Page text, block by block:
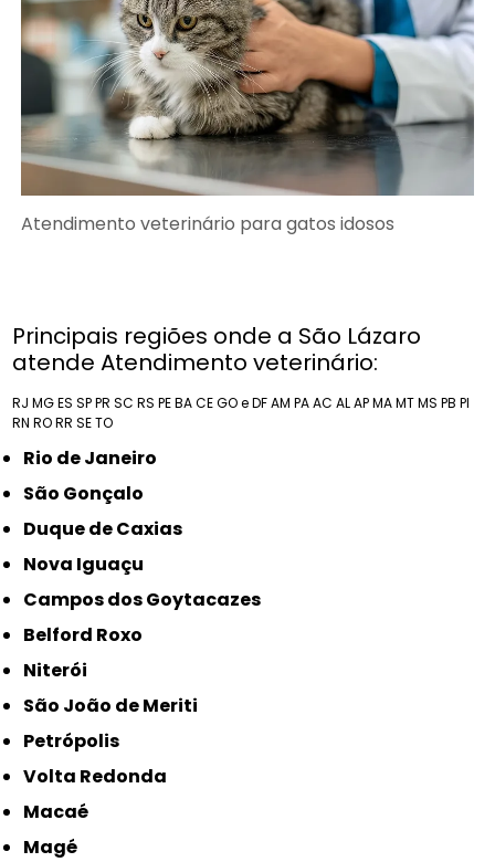
Atendimento veterinário para gatos idosos
Principais regiões onde a São Lázaro
atende Atendimento veterinário:
RJ MGES SPPR SC RS PEBACEGO e DFAM PAAC ALAPMAMTMS PB PI
RN RORR SETO
Rio de Janeiro
São Gonçalo
Duque de Caxias
Nova Iguaçu
Campos dos Goytacazes
Belford Roxo
Niterói
São João de Meriti
Petrópolis
Volta Redonda
Macaé
Magé